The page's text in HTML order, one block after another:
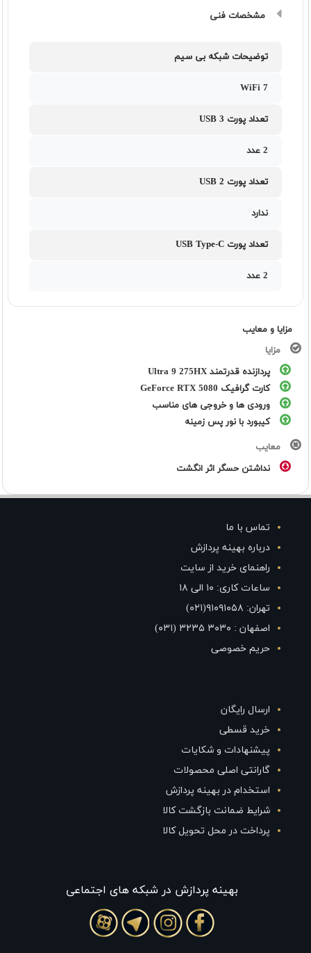
مشخصات فنی
توضیحات شبکه بی سیم
WiFi 7
تعداد پورت USB 3
2 عدد
تعداد پورت USB 2
ندارد
تعداد پورت USB Type-C
2 عدد
مزایا و معایب
مزایا
پردازنده قدرتمند Ultra 9 275HX
کارت گرافیک GeForce RTX 5080
ورودی ها و خروجی های مناسب
کیبورد با نور پس زمینه
معایب
نداشتن حسگر اثر انگشت
تماس با ما
درباره بهینه پردازش
راهنمای خرید از سایت
ساعات کاری: ۱۰ الی ۱۸
تهران: ۹۱۰۹۱۰۵۸(۰۲۱)
اصفهان : ۳۰۳۰ ۳۲۳۵ (۰۳۱)
حریم خصوصی
ارسال رایگان
خرید قسطی
پیشنهادات و شکایات
گارانتی اصلی محصولات
استخدام در بهینه پردازش
شرایط ضمانت بازگشت کالا
پرداخت در محل تحویل کالا
بهينه پردازش در شبکه های اجتماعی